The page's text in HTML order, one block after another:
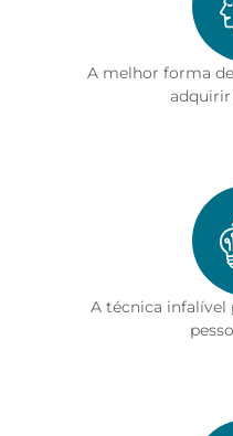
A melhor forma
A técnica infalível